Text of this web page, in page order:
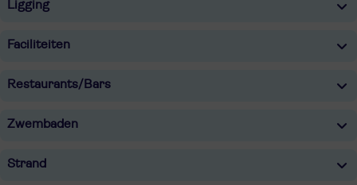
Ligging
Faciliteiten
Restaurants/Bars
Zwembaden
Strand